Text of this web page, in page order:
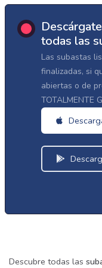
todas las
Las subastas
finalizadas, si
abiertas o de
TOTALMENTE
Descubre todas las